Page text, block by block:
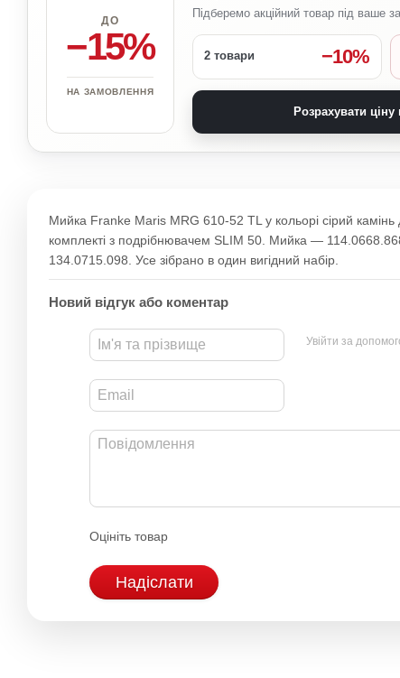
ДО
−15%
НА ЗАМОВЛЕННЯ
Підберемо акційний товар під ваше
2 товари −10%
Розрахувати
Мийка Franke Maris MRG 610-52 TL у кольорі сірий камінь
комплекті з подрібнювачем SLIM 50. Мийка —
134.0715.098. Усе зібрано в один вигідний набір.
Новий відгук або коментар
Увійти за
Оцініть товар
Надіслати